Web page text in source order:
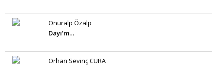
Onuralp Özalp
Dayı’m…
Orhan Sevinç CURA